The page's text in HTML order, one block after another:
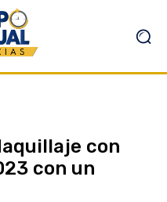
con
con un